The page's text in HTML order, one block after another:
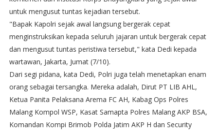
untuk mengusut tuntas kejadian tersebut.
"Bapak Kapolri sejak awal langsung bergerak cepat
menginstruksikan kepada seluruh jajaran untuk bergerak cepat
dan mengusut tuntas peristiwa tersebut," kata Dedi kepada
wartawan, Jakarta, Jumat (7/10).
Dari segi pidana, kata Dedi, Polri juga telah menetapkan enam
orang sebagai tersangka. Mereka adalah, Dirut PT LIB AHL,
Ketua Panita Pelaksana Arema FC AH, Kabag Ops Polres
Malang Kompol WSP, Kasat Samapta Polres Malang AKP BSA,
Komandan Kompi Brimob Polda Jatim AKP H dan Security